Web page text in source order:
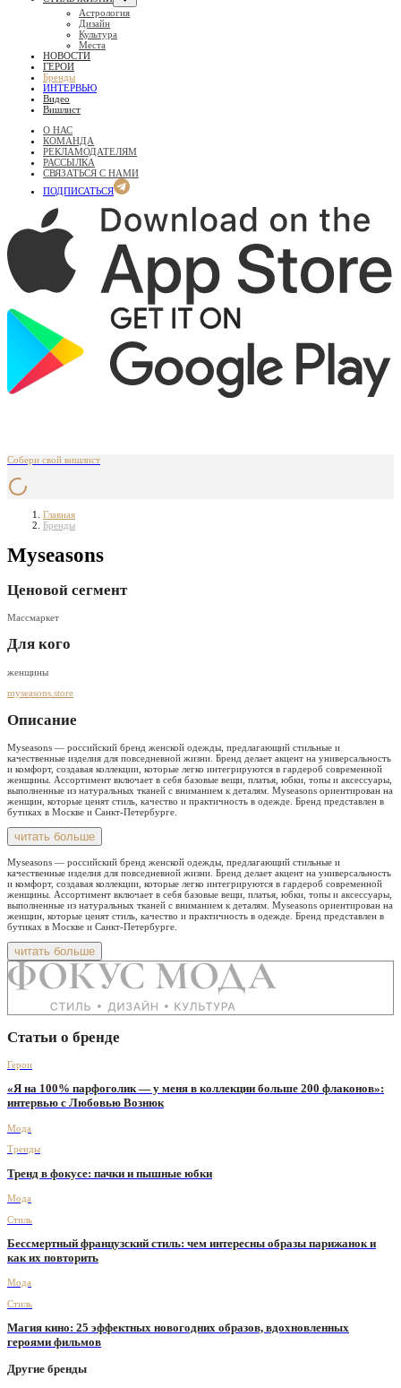
Астрология
Дизайн
Культура
Места
НОВОСТИ
ГЕРОИ
Бренды
ИНТЕРВЬЮ
Видео
Вишлист
О НАС
КОМАНДА
РЕКЛАМОДАТЕЛЯМ
РАССЫЛКА
СВЯЗАТЬСЯ С НАМИ
ПОДПИСАТЬСЯ
Собери свой вишлист
Главная
Бренды
Myseasons
Ценовой сегмент
Массмаркет
Для кого
женщины
myseasons.store
Описание
Myseasons — российский бренд женской одежды, предлагающий стильные и
качественные изделия для повседневной жизни. Бренд делает акцент на универсальность
и комфорт, создавая коллекции, которые легко интегрируются в гардероб современной
женщины. Ассортимент включает в себя базовые вещи, платья, юбки, топы и аксессуары,
выполненные из натуральных тканей с вниманием к деталям. Myseasons ориентирован на
женщин, которые ценят стиль, качество и практичность в одежде. Бренд представлен в
бутиках в Москве и Санкт-Петербурге.
читать больше
Myseasons — российский бренд женской одежды, предлагающий стильные и
качественные изделия для повседневной жизни. Бренд делает акцент на универсальность
и комфорт, создавая коллекции, которые легко интегрируются в гардероб современной
женщины. Ассортимент включает в себя базовые вещи, платья, юбки, топы и аксессуары,
выполненные из натуральных тканей с вниманием к деталям. Myseasons ориентирован на
женщин, которые ценят стиль, качество и практичность в одежде. Бренд представлен в
бутиках в Москве и Санкт-Петербурге.
читать больше
Статьи о бренде
Герои
«Я на 100% парфоголик — у меня в коллекции больше 200 флаконов»:
интервью с Любовью Вознюк
Мода
Тренды
Тренд в фокусе: пачки и пышные юбки
Мода
Стиль
Бессмертный французский стиль: чем интересны образы парижанок и
как их повторить
Мода
Стиль
Магия кино: 25 эффектных новогодних образов, вдохновленных
героями фильмов
Другие бренды